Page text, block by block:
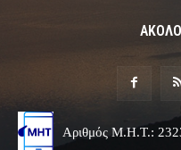
Αριθμός Μ.Η.Τ.: